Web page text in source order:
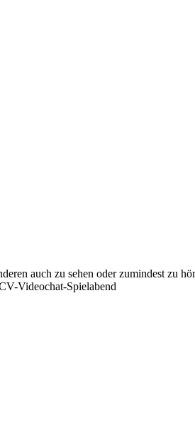
auch zu sehen oder zumindest zu
Videochat-Spielabend